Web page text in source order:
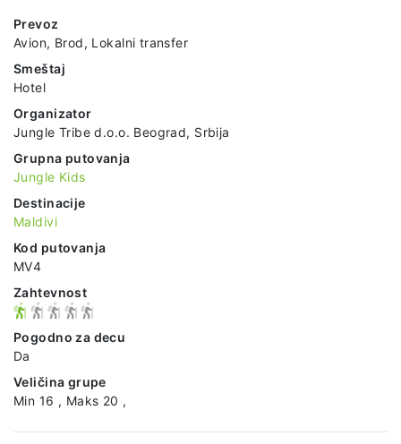
Prevoz
Avion, Brod, Lokalni transfer
Smeštaj
Hotel
Organizator
Jungle Tribe d.o.o. Beograd, Srbija
Grupna putovanja
Jungle Kids
Destinacije
Maldivi
Kod putovanja
MV4
Zahtevnost
Pogodno za decu
Da
Veličina grupe
Min 16 , Maks 20 ,